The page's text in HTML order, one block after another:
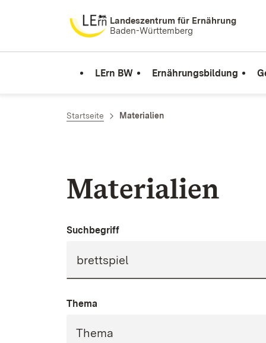
Zum Inhalt springenLandeszentrum für Ernährung
Baden-Württemberg
LErn BW Ernährungsbildung
Startseite Materialien
Materialien
Suchbegriff
Thema